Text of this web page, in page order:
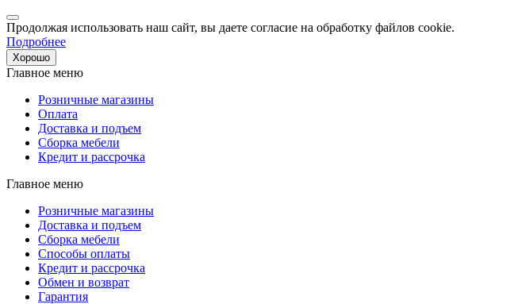
Продолжая использовать наш сайт, вы даете согласие на обработку файлов cookie.
Подробнее
Хорошо
Главное меню
Розничные магазины
Оплата
Доставка и подъем
Сборка мебели
Кредит и рассрочка
Главное меню
Розничные магазины
Доставка и подъем
Сборка мебели
Способы оплаты
Кредит и рассрочка
Обмен и возврат
Гарантия